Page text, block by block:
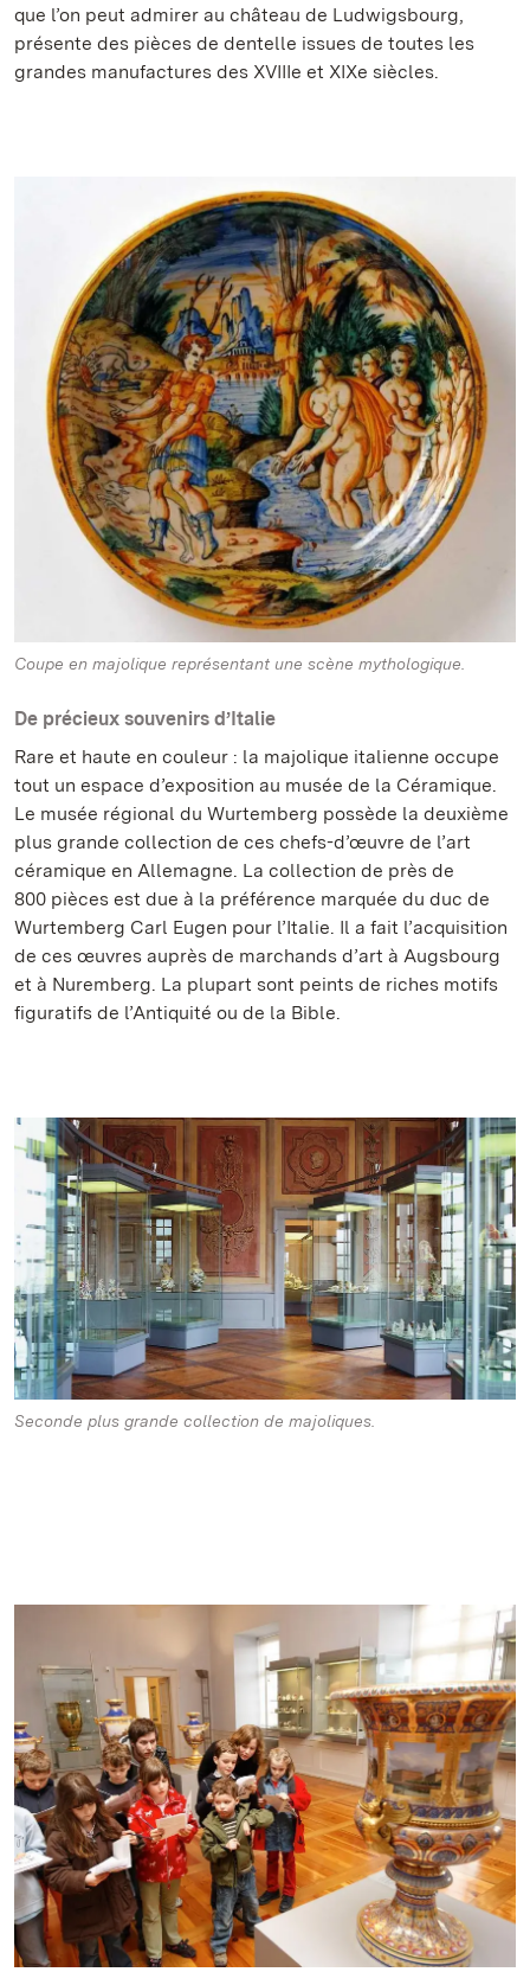
que l’on peut admirer au château de Ludwigsbourg,
présente des pièces de dentelle issues de toutes les
grandes manufactures des XVIIIe et XIXe siècles.
Coupe en majolique représentant une scène mythologique.
De précieux souvenirs d’Italie
Rare et haute en couleur : la majolique italienne occupe
tout un espace d’exposition au musée de la Céramique.
Le musée régional du Wurtemberg possède la deuxième
plus grande collection de ces chefs-d’œuvre de l’art
céramique en Allemagne. La collection de près de
800 pièces est due à la préférence marquée du duc de
Wurtemberg Carl Eugen pour l’Italie. Il a fait l’acquisition
de ces œuvres auprès de marchands d’art à Augsbourg
et à Nuremberg. La plupart sont peints de riches motifs
figuratifs de l’Antiquité ou de la Bible.
Seconde plus grande collection de majoliques.